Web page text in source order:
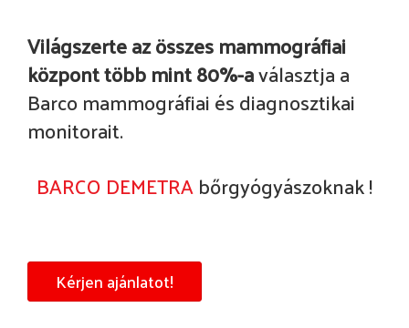
Világszerte az összes mammográfiai
központ több mint 80%-aválasztja a
Barco mammográfiai és diagnosztikai
monitorait.
BARCO DEMETRAbőrgyógyászoknak !
Kérjen ajánlatot!